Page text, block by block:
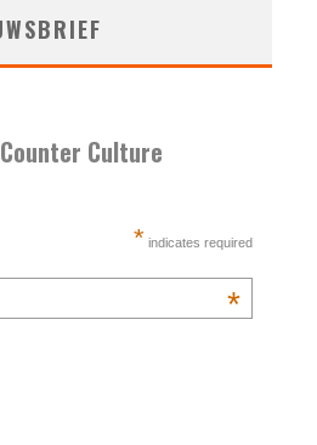
Culture
* indicates required
*